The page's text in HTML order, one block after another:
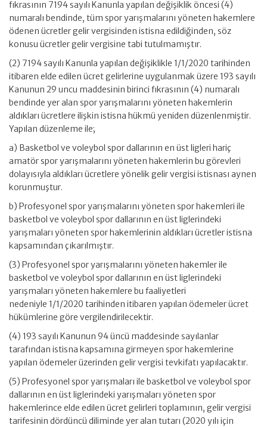
fıkrasının 7194 sayılı Kanunla yapılan değişiklik öncesi (4)
numaralı bendinde, tüm spor yarışmalarını yöneten hakemlere
ödenen ücretler gelir vergisinden istisna edildiğinden, söz
konusu ücretler gelir vergisine tabi tutulmamıştır.
(2) 7194 sayılı Kanunla yapılan değişiklikle 1/1/2020 tarihinden
itibaren elde edilen ücret gelirlerine uygulanmak üzere 193 sayılı
Kanunun 29 uncu maddesinin birinci fıkrasının (4) numaralı
bendinde yer alan spor yarışmalarını yöneten hakemlerin
aldıkları ücretlere ilişkin istisna hükmü yeniden düzenlenmiştir.
Yapılan düzenleme ile;
a) Basketbol ve voleybol spor dallarının en üst ligleri hariç
amatör spor yarışmalarını yöneten hakemlerin bu görevleri
dolayısıyla aldıkları ücretlere yönelik gelir vergisi istisnası aynen
korunmuştur.
b) Profesyonel spor yarışmalarını yöneten spor hakemleri ile
basketbol ve voleybol spor dallarının en üst liglerindeki
yarışmaları yöneten spor hakemlerinin aldıkları ücretler istisna
kapsamından çıkarılmıştır.
(3) Profesyonel spor yarışmalarını yöneten hakemler ile
basketbol ve voleybol spor dallarının en üst liglerindeki
yarışmaları yöneten hakemlere bu faaliyetleri
nedeniyle 1/1/2020 tarihinden itibaren yapılan ödemeler ücret
hükümlerine göre vergilendirilecektir.
(4) 193 sayılı Kanunun 94 üncü maddesinde sayılanlar
tarafından istisna kapsamına girmeyen spor hakemlerine
yapılan ödemeler üzerinden gelir vergisi tevkifatı yapılacaktır.
(5) Profesyonel spor yarışmaları ile basketbol ve voleybol spor
dallarının en üst liglerindeki yarışmaları yöneten spor
hakemlerince elde edilen ücret gelirleri toplamının, gelir vergisi
tarifesinin dördüncü diliminde yer alan tutarı (2020 yılı için